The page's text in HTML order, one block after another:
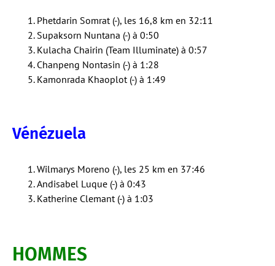
Phetdarin Somrat (-), les 16,8 km en 32:11
Supaksorn Nuntana (-) à 0:50
Kulacha Chairin (Team Illuminate) à 0:57
Chanpeng Nontasin (-) à 1:28
Kamonrada Khaoplot (-) à 1:49
Vénézuela
Wilmarys Moreno (-), les 25 km en 37:46
Andisabel Luque (-) à 0:43
Katherine Clemant (-) à 1:03
HOMMES